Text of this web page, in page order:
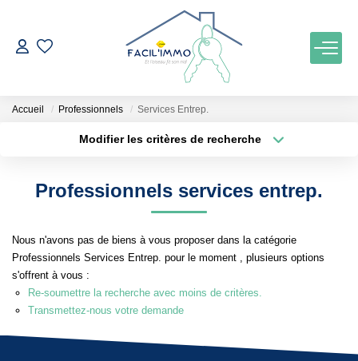
ACCUEIL
Qui Sommes Nous
Notre Équipe
Nos Services
Nos Actualités
Accueil Professionnels Services Entrep.
Modifier les critères de recherche
Plus de critères Créer une alerte
Professionnels services entrep.
Nous n'avons pas de biens à vous proposer dans la catégorie
Professionnels Services Entrep. pour le moment , plusieurs options
s'offrent à vous :
Re-soumettre la recherche avec moins de critères.
Transmettez-nous votre demande